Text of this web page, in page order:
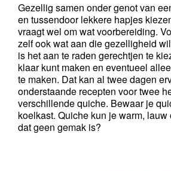
Gezellig samen onder genot van
en tussendoor lekkere hapjes
vraagt wel om wat voorbereiding.
zelf ook wat aan die gezelligheid
is het aan te raden gerechtjen te
klaar kunt maken en eventueel
te maken. Dat kan al twee dagen
onderstaande recepten voor twee
verschillende quiche. Bewaar je
koelkast. Quiche kun je warm,
dat geen gemak is?